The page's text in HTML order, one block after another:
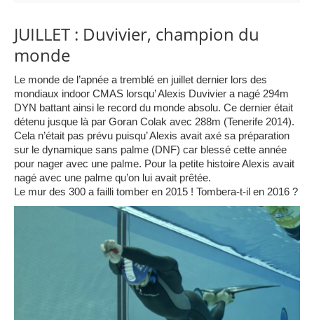
JUILLET : Duvivier, champion du
monde
Le monde de l’apnée a tremblé en juillet dernier lors des
mondiaux indoor CMAS lorsqu’ Alexis Duvivier a nagé 294m
DYN battant ainsi le record du monde absolu. Ce dernier était
détenu jusque là par Goran Colak avec 288m (Tenerife 2014).
Cela n’était pas prévu puisqu’ Alexis avait axé sa préparation
sur le dynamique sans palme (DNF) car blessé cette année
pour nager avec une palme. Pour la petite histoire Alexis avait
nagé avec une palme qu’on lui avait prêtée.
Le mur des 300 a failli tomber en 2015 ! Tombera-t-il en 2016 ?